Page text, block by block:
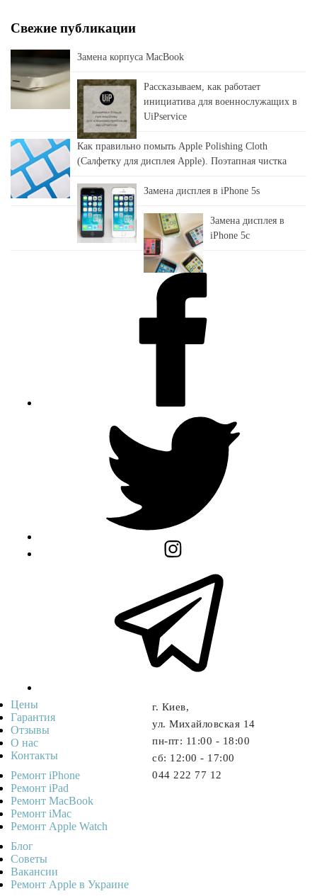
Свежие публикации
Замена корпуса MacBook
Рассказываем, как работает
инициатива для военнослужащих в
UiPservice
Как правильно помыть Apple Polishing Cloth
(Салфетку для дисплея Apple). Поэтапная чистка
Замена дисплея в iPhone 5s
Замена дисплея в
iPhone 5c
г. Киев,
ул. Михайловская 14
пн-пт: 11:00 - 18:00
cб: 12:00 - 17:00
044 222 77 12
Цены
Гарантия
Отзывы
О нас
Контакты
Ремонт iPhone
Ремонт iPad
Ремонт MacBook
Ремонт iMac
Ремонт Apple Watch
Блог
Советы
Ваканcии
Ремонт Apple в Украине